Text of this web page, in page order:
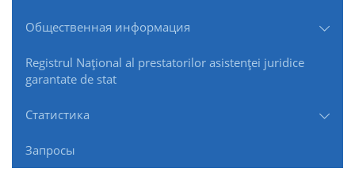
Общественная информация
Registrul Naţional al prestatorilor asistenţei juridice
garantate de stat
Статистика
Запросы